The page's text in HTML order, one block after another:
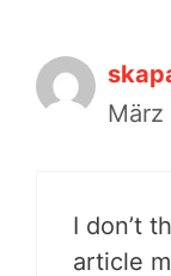
März
I don’t
article